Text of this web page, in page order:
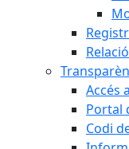
Accés
Portal
Codi